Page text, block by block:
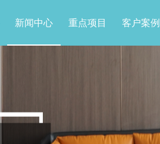
新闻中心 重点项目 客户案例